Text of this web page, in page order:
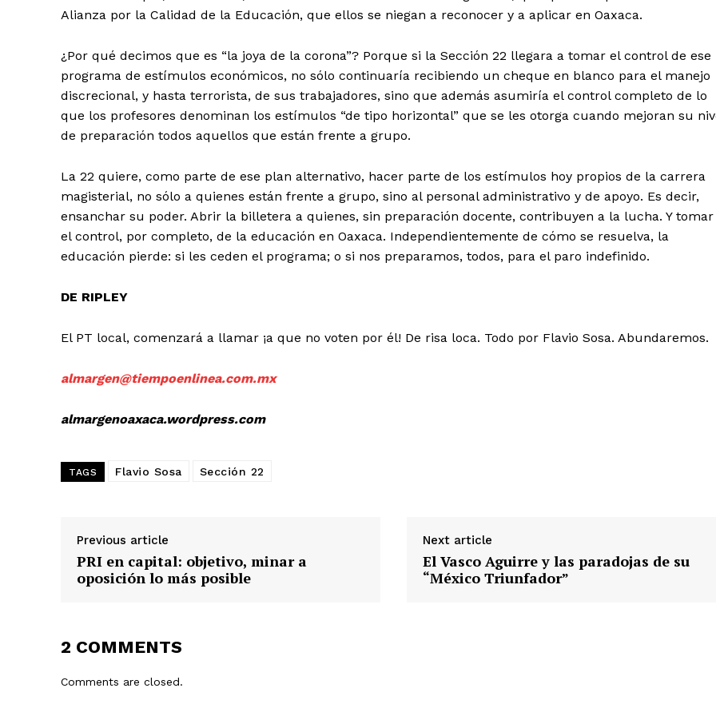
Alianza por la Calidad de la Educación, que ellos se niegan a reconocer y a aplicar en Oaxaca.
¿Por qué decimos que es “la joya de la corona”? Porque si la Sección 22 llegara a tomar el control de ese
programa de estímulos económicos, no sólo continuaría recibiendo un cheque en blanco para el manejo
discrecional, y hasta terrorista, de sus trabajadores, sino que además asumiría el control completo de lo
que los profesores denominan los estímulos “de tipo horizontal” que se les otorga cuando mejoran su
de preparación todos aquellos que están frente a grupo.
La 22 quiere, como parte de ese plan alternativo, hacer parte de los estímulos hoy propios de la carrera
magisterial, no sólo a quienes están frente a grupo, sino al personal administrativo y de apoyo. Es decir,
ensanchar su poder. Abrir la billetera a quienes, sin preparación docente, contribuyen a la lucha. Y tomar
el control, por completo, de la educación en Oaxaca. Independientemente de cómo se resuelva, la
educación pierde: si les ceden el programa; o si nos preparamos, todos, para el paro indefinido.
DE RIPLEY
El PT local, comenzará a llamar ¡a que no voten por él! De risa loca. Todo por Flavio Sosa. Abundaremos.
almargen@tiempoenlinea.com.mx
almargenoaxaca.wordpress.com
TAGS Flavio Sosa Sección 22
Previous article
PRI en capital: objetivo, minar a
oposición lo más posible
Next article
El Vasco Aguirre y las paradojas de su
“México Triunfador”
2 COMMENTS
Comments are closed.